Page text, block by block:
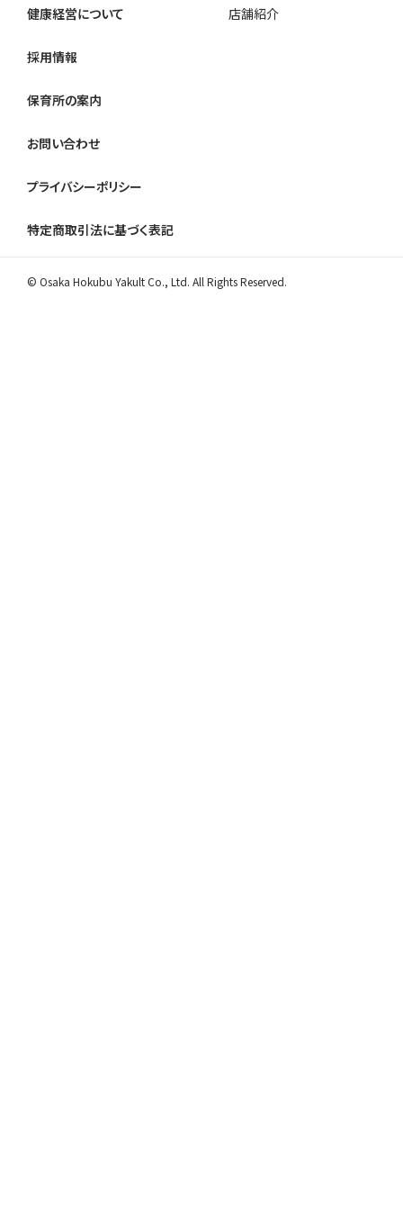
健康経営について 店舗紹介
採用情報
保育所の案内
お問い合わせ
プライバシーポリシー
特定商取引法に基づく表記
© Osaka Hokubu Yakult Co., Ltd. All Rights Reserved.